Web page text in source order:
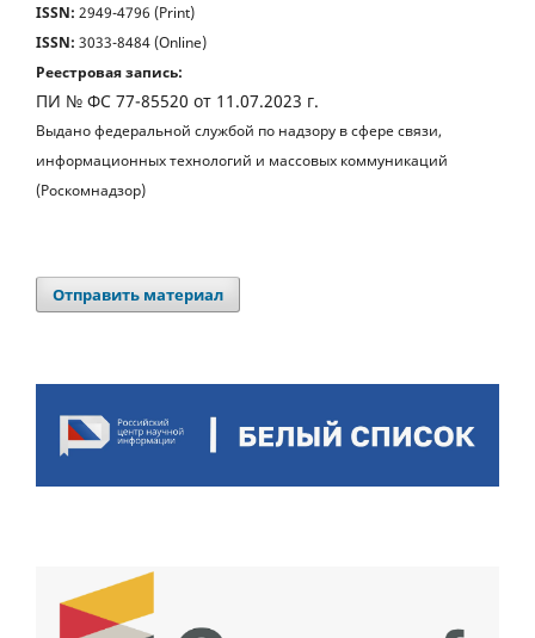
ISSN: 2949-4796 (Print)
ISSN: 3033-8484 (Online)
Реестровая запись:
ПИ № ФС 77-85520 от 11.07.2023 г.
Выдано федеральной службой по надзору в сфере связи,
информационных технологий и массовых коммуникаций
(Роскомнадзор)
Отправить материал